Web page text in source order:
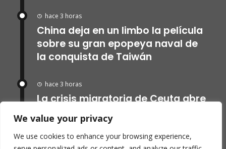
We value your privacy
We use cookies to enhance your browsing experience,
hace 3 horas
China deja en un limbo la película
sobre su gran epopeya naval de
la conquista de Taiwán
hace 3 horas
La crisis migratoria de Ceuta abre
grietas entre los partidos de
Marruecos que exigen una
investigación por las muertes